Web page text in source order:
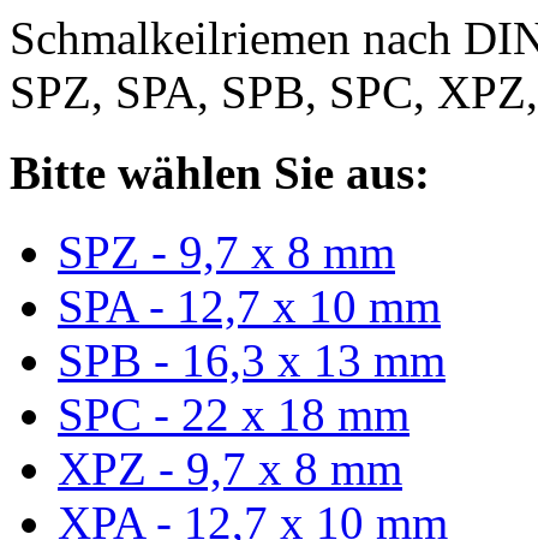
Schmalkeilriemen nach
SPZ, SPA, SPB, SPC,
Bitte wählen Sie aus:
SPZ - 9,7 x 8 mm
SPA - 12,7 x 10 mm
SPB - 16,3 x 13 mm
SPC - 22 x 18 mm
XPZ - 9,7 x 8 mm
XPA - 12,7 x 10 mm